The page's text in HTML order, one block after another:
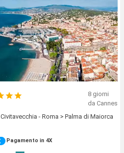
8 giorni
da Cannes
- Roma > Palma di Maiorca
Pagamento in 4X